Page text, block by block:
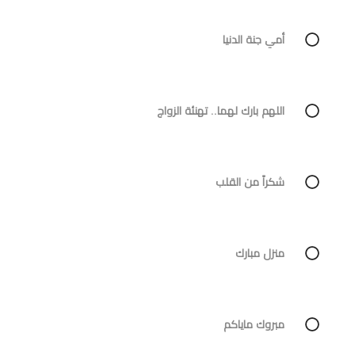
أمي جنة الدنيا
اللهم بارك لهما.. تهنئة الزواج
شكراً من القلب
منزل مبارك
مبروك ماياكم